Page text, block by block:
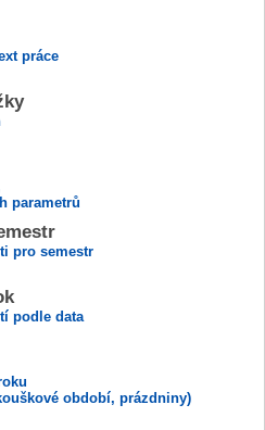
práce
parametrů
pro semestr
podle data
období, prázdniny)